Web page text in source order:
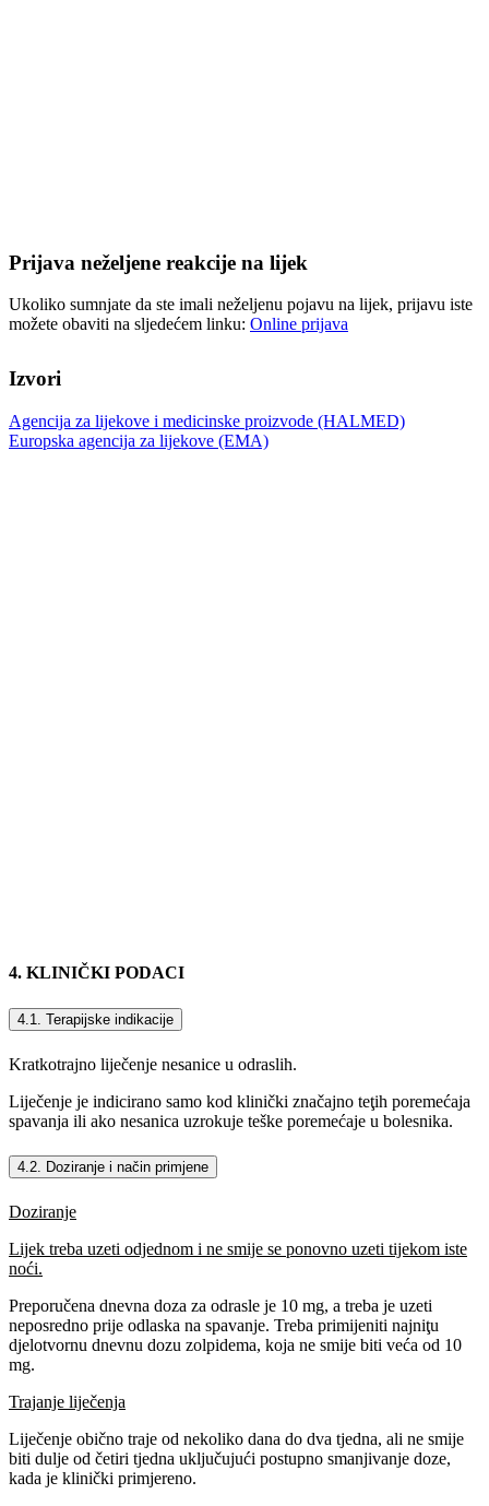
Prijava neželjene reakcije na lijek
Ukoliko sumnjate da ste imali neželjenu pojavu na lijek, prijavu iste
možete obaviti na sljedećem linku: Online prijava
Izvori
Agencija za lijekove i medicinske proizvode (HALMED)
Europska agencija za lijekove (EMA)
4. KLINIČKI PODACI
4.1. Terapijske indikacije
Kratkotrajno liječenje nesanice u odraslih.
Liječenje je indicirano samo kod klinički značajno teţih poremećaja
spavanja ili ako nesanica uzrokuje teške poremećaje u bolesnika.
4.2. Doziranje i način primjene
Doziranje
Lijek treba uzeti odjednom i ne smije se ponovno uzeti tijekom iste
noći.
Preporučena dnevna doza za odrasle je 10 mg, a treba je uzeti
neposredno prije odlaska na spavanje. Treba primijeniti najniţu
djelotvornu dnevnu dozu zolpidema, koja ne smije biti veća od 10
mg.
Trajanje liječenja
Liječenje obično traje od nekoliko dana do dva tjedna, ali ne smije
biti dulje od četiri tjedna uključujući postupno smanjivanje doze,
kada je klinički primjereno.